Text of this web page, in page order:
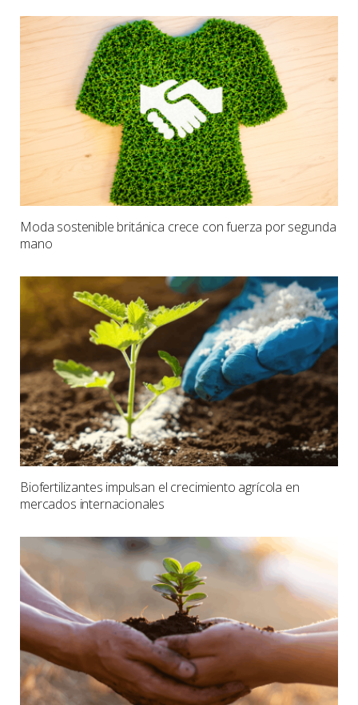
Moda sostenible británica crece con fuerza por segunda
mano
Biofertilizantes impulsan el crecimiento agrícola en
mercados internacionales